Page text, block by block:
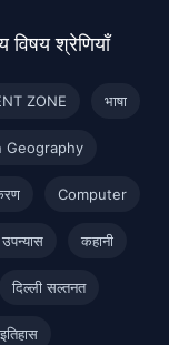
श्रेणियाँ
ZONE भाषा
Geography
Computer
उपन्यास कहानी
दिल्ली सल्तनत